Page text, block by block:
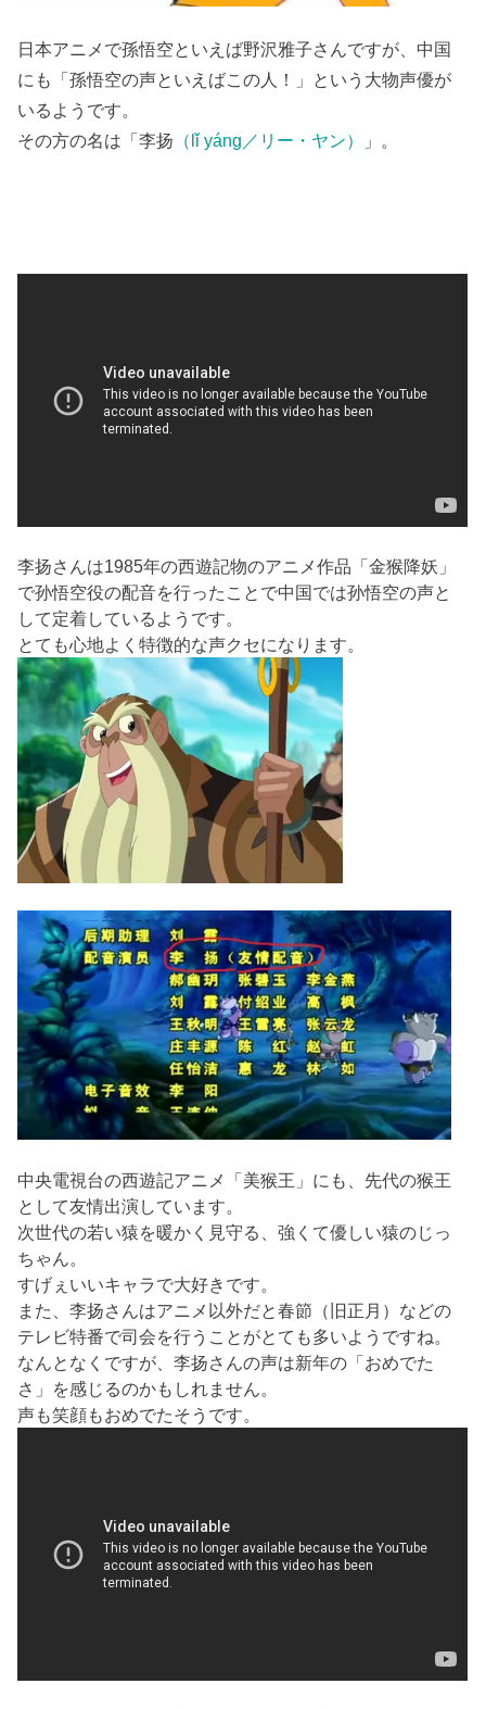
日本アニメで孫悟空といえば野沢雅子さんですが、中国
にも「孫悟空の声といえばこの人！」という大物声優が
いるようです。
その方の名は「李扬 （lǐ yáng／リー・ヤン） 」。
李扬さんは1985年の西遊記物のアニメ作品「金猴降妖」
で孙悟空役の配音を行ったことで中国では孙悟空の声と
して定着しているようです。
とても心地よく特徴的な声クセになります。
中央電視台の西遊記アニメ「美猴王」にも、先代の猴王
として友情出演しています。
次世代の若い猿を暖かく見守る、強くて優しい猿のじっ
ちゃん。
すげぇいいキャラで大好きです。
また、李扬さんはアニメ以外だと春節（旧正月）などの
テレビ特番で司会を行うことがとても多いようですね。
なんとなくですが、李扬さんの声は新年の「おめでた
さ」を感じるのかもしれません。
声も笑顔もおめでたそうです。